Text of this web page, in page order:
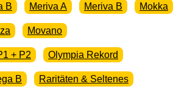
B Meriva A Meriva B Mokka
Movano
+ P2 Olympia Rekord
B Raritäten & Seltenes